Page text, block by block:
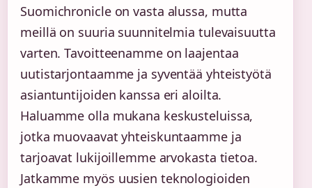
Suomichronicle on vasta alussa, mutta
meillä on suuria suunnitelmia tulevaisuutta
varten. Tavoitteenamme on laajentaa
uutistarjontaamme ja syventää yhteistyötä
asiantuntijoiden kanssa eri aloilta.
Haluamme olla mukana keskusteluissa,
jotka muovaavat yhteiskuntaamme ja
tarjoavat lukijoillemme arvokasta tietoa.
Jatkamme myös uusien teknologioiden